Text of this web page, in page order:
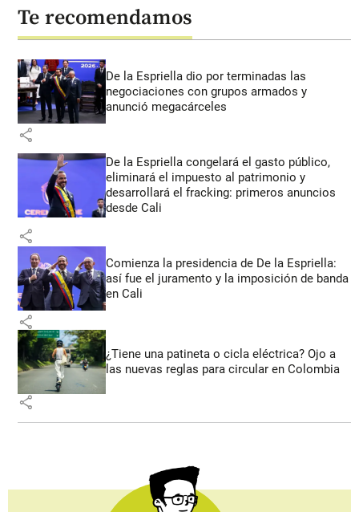
Te recomendamos
De la Espriella dio por terminadas las
negociaciones con grupos armados y
anunció megacárceles
share
De la Espriella congelará el gasto público,
eliminará el impuesto al patrimonio y
desarrollará el fracking: primeros anuncios
desde Cali
share
Comienza la presidencia de De la Espriella:
así fue el juramento y la imposición de banda
en Cali
share
¿Tiene una patineta o cicla eléctrica? Ojo a
las nuevas reglas para circular en Colombia
share